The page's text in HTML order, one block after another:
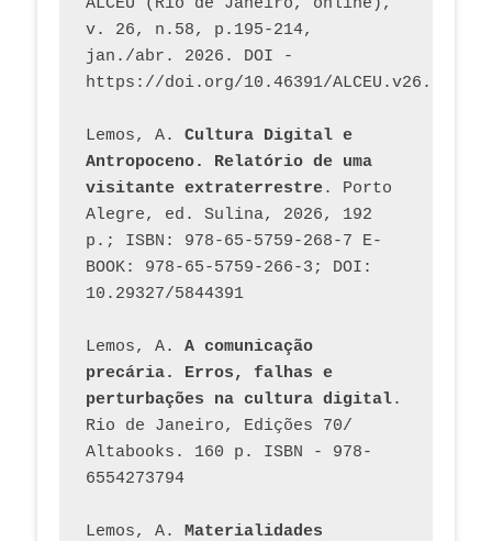
v. 26, n.58, p.195-214,
jan./abr. 2026. DOI -
https://doi.org/10.46391/
Lemos, A. Cultura Digital e
Antropoceno. Relatório de uma
visitante extraterrestre. Porto
Alegre, ed. Sulina, 2026, 192
p.; ISBN: 978-65-5759-268-7 E-
BOOK: 978-65-5759-266-3; DOI:
10.29327/5844391
Lemos, A. A comunicação
precária. Erros, falhas e
perturbações na cultura digital.
Rio de Janeiro, Edições 70/
Altabooks. 160 p. ISBN - 978-
6554273794
Lemos, A. Materialidades